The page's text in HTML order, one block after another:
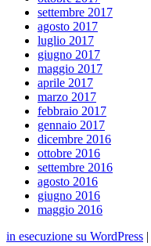
settembre 2017
agosto 2017
luglio 2017
giugno 2017
maggio 2017
aprile 2017
marzo 2017
febbraio 2017
gennaio 2017
dicembre 2016
ottobre 2016
settembre 2016
agosto 2016
giugno 2016
maggio 2016
in esecuzione su WordPress |